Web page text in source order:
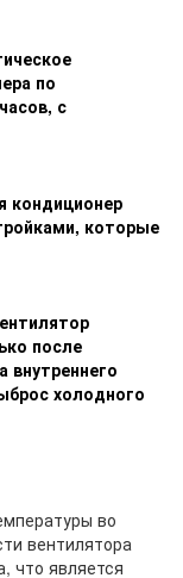
по
с
кондиционер
которые
после
внутреннего
холодного
во
вентилятора
что является